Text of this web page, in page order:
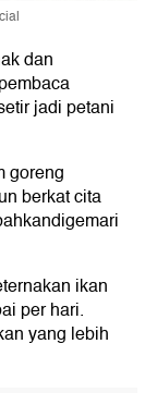
dan
jadi petani
goreng
berkat cita
ikan
per hari.
yang lebih